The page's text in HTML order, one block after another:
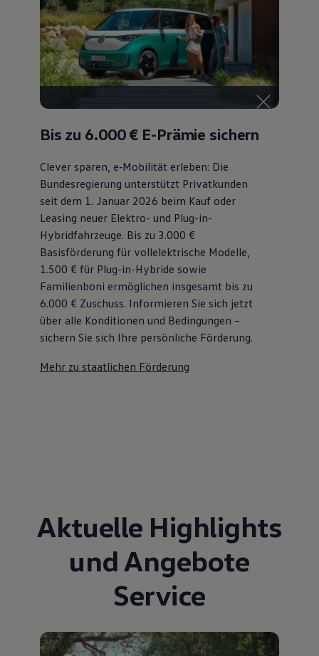
Bis zu 6.000 € E-Prämie sichern
Clever sparen, e‑Mobilität erleben: Die
Bundesregierung unterstützt Privatkunden
seit dem 1. Januar 2026 beim Kauf oder
Leasing neuer Elektro- und Plug-in-
Hybridfahrzeuge. Bis zu 3.000 €
Basisförderung für vollelektrische Modelle,
1.500 € für Plug-in-Hybride sowie
Familienboni ermöglichen insgesamt bis zu
6.000 € Zuschuss⁠. Informieren Sie sich jetzt
über alle Konditionen und Bedingungen –
sichern Sie sich Ihre persönliche Förderung.
Mehr zu staatlichen Förderung
Aktuelle Highlights
und Angebote
Service